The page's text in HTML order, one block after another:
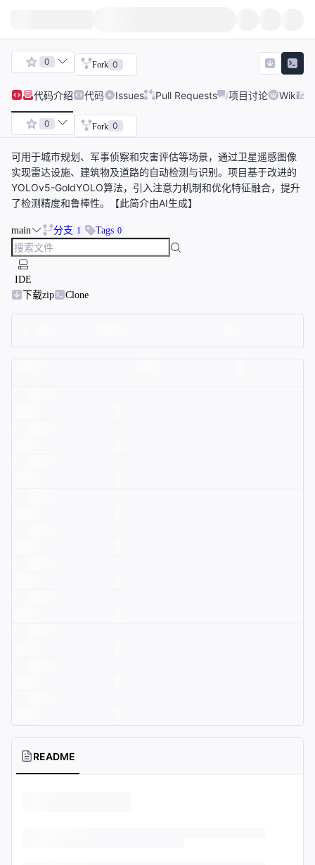
0 Fork 0
代码介绍 代码 Issues Pull Requests 项目讨论 Wiki
0 Fork 0
可用于城市规划、军事侦察和灾害评估等场景，通过卫星遥感图像
实现雷达设施、建筑物及道路的自动检测与识别。项目基于改进的
YOLOv5-GoldYOLO算法，引入注意力机制和优化特征融合，提升
了检测精度和鲁棒性。【此简介由AI生成】
main 分支 1 Tags 0
IDE
下载zip
Clone
README